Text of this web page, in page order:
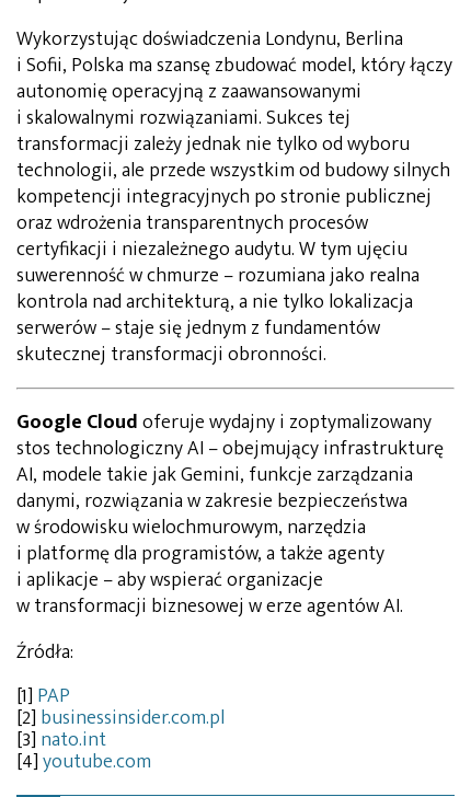
Wykorzystując doświadczenia Londynu, Berlina
i Sofii, Polska ma szansę zbudować model, który łączy
autonomię operacyjną z zaawansowanymi
i skalowalnymi rozwiązaniami. Sukces tej
transformacji zależy jednak nie tylko od wyboru
technologii, ale przede wszystkim od budowy silnych
kompetencji integracyjnych po stronie publicznej
oraz wdrożenia transparentnych procesów
certyfikacji i niezależnego audytu. W tym ujęciu
suwerenność w chmurze – rozumiana jako realna
kontrola nad architekturą, a nie tylko lokalizacja
serwerów – staje się jednym z fundamentów
skutecznej transformacji obronności.
Google Cloudoferuje wydajny i zoptymalizowany
stos technologiczny AI – obejmujący infrastrukturę
AI, modele takie jak Gemini, funkcje zarządzania
danymi, rozwiązania w zakresie bezpieczeństwa
w środowisku wielochmurowym, narzędzia
i platformę dla programistów, a także agenty
i aplikacje – aby wspierać organizacje
w transformacji biznesowej w erze agentów AI.
Źródła:
[1] PAP
[2] businessinsider.com.pl
[3] nato.int
[4]youtube.com